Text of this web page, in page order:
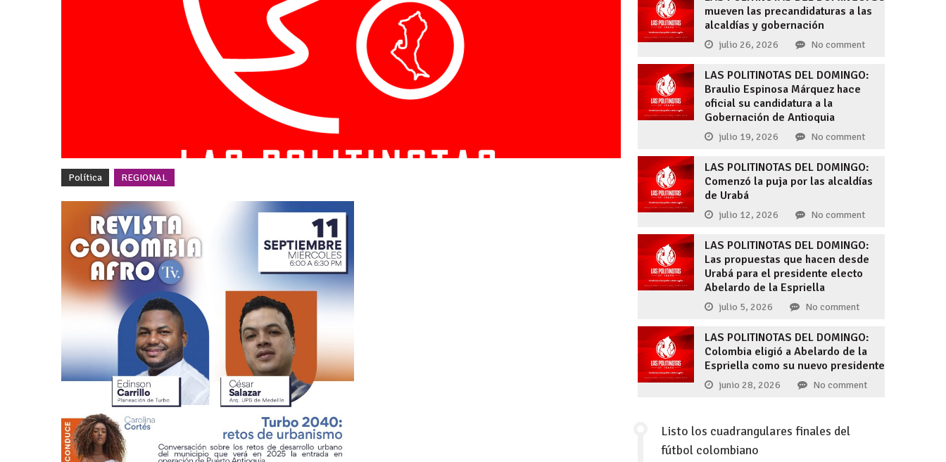
Política REGIONAL
mueven las precandidaturas a las
alcaldías y gobernación
julio 26, 2026 No comment
LAS POLITINOTAS DEL DOMINGO:
Braulio Espinosa Márquez hace
oficial su candidatura a la
Gobernación de Antioquia
julio 19, 2026 No comment
LAS POLITINOTAS DEL DOMINGO:
Comenzó la puja por las alcaldías
de Urabá
julio 12, 2026 No comment
LAS POLITINOTAS DEL DOMINGO:
Las propuestas que hacen desde
Urabá para el presidente electo
Abelardo de la Espriella
julio 5, 2026 No comment
LAS POLITINOTAS DEL DOMINGO:
Colombia eligió a Abelardo de la
Espriella como su nuevo presidente
junio 28, 2026 No comment
Listo los cuadrangulares finales del
fútbol colombiano